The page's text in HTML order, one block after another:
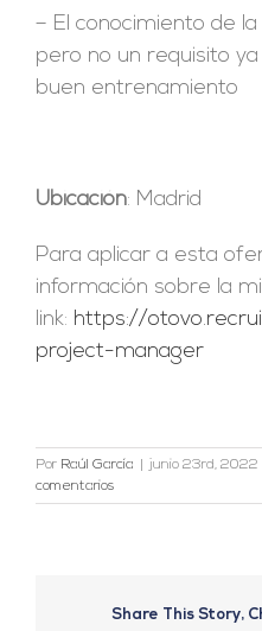
– El conocimiento de
pero no un requisito
buen entrenamiento
Ubicación: Madrid
Para aplicar a esta
información sobre la
link: https://
project-manager
Por Raúl García junio 23rd, 2022
comentarios
Share This Story,